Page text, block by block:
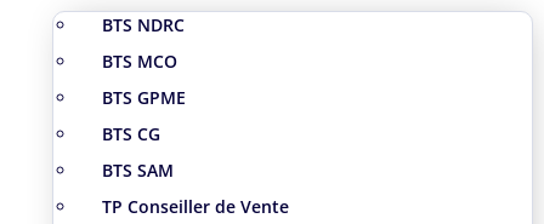
BTS NDRC
BTS MCO
BTS GPME
BTS CG
BTS SAM
TP Conseiller de Vente